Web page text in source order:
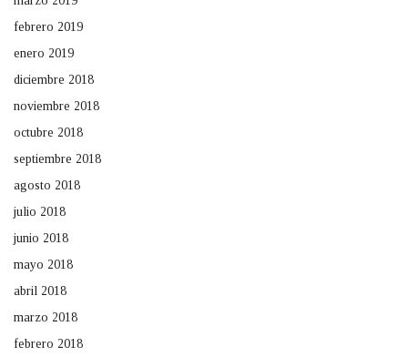
febrero 2019
enero 2019
diciembre 2018
noviembre 2018
octubre 2018
septiembre 2018
agosto 2018
julio 2018
junio 2018
mayo 2018
abril 2018
marzo 2018
febrero 2018